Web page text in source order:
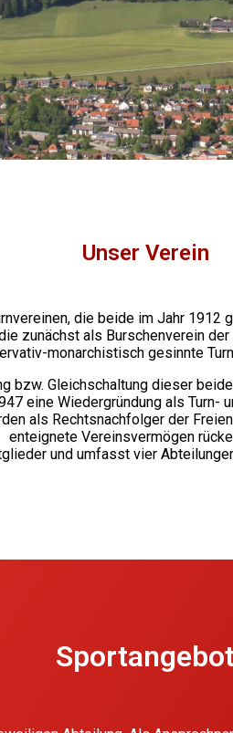
Unser Verein
die beide im Jahr 1912
zunächst als Burschenverein
monarchistisch gesinnte
bzw. Gleichschaltung dieser
eine Wiedergründung als Turn-
als Rechtsnachfolger der
enteignete Vereinsvermögen
und umfasst vier